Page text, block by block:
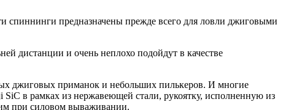
спиннинги предназначены прежде всего для ловли джиговыми
дистанции и очень неплохо подойдут в качестве
джиговых приманок и небольших пилькеров. И многие
в рамках из нержавеющей стали, рукоятку, исполненную из
при силовом вываживании.